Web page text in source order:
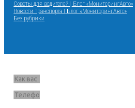
Советы для водителей | Блог «МониторингАвто»
Новости транспорта | Блог «МониторингАвто»
Без рубрики